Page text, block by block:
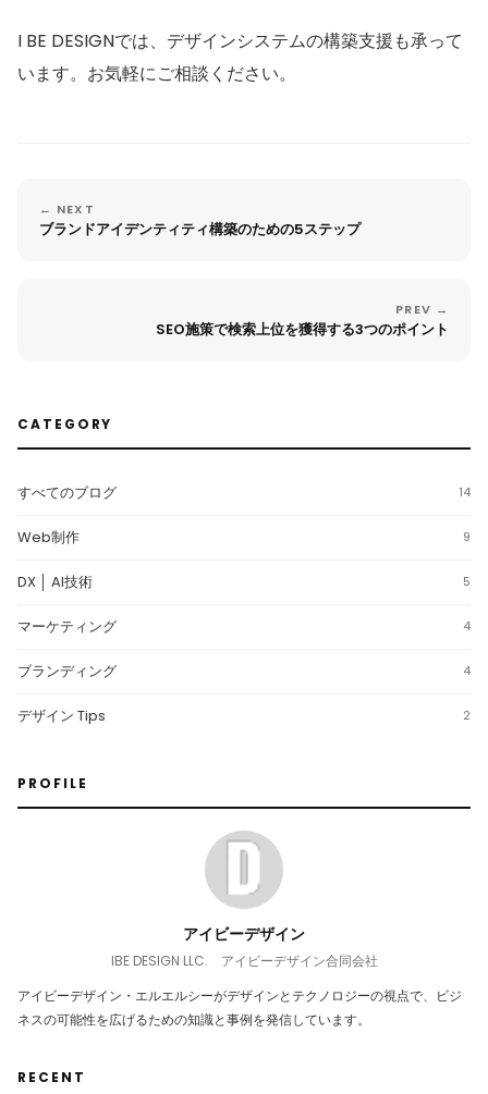
I BE DESIGNでは、デザインシステムの構築支援も承って
います。お気軽にご相談ください。
← NEXT
ブランドアイデンティティ構築のための5ステップ
PREV →
SEO施策で検索上位を獲得する3つのポイント
CATEGORY
すべてのブログ 14
Web制作 9
DX │ AI技術 5
マーケティング 4
ブランディング 4
デザイン Tips 2
PROFILE
アイビーデザイン
IBE DESIGN LLC. アイビーデザイン合同会社
アイビーデザイン・エルエルシーがデザインとテクノロジーの視点で、ビジ
ネスの可能性を広げるための知識と事例を発信しています。
RECENT